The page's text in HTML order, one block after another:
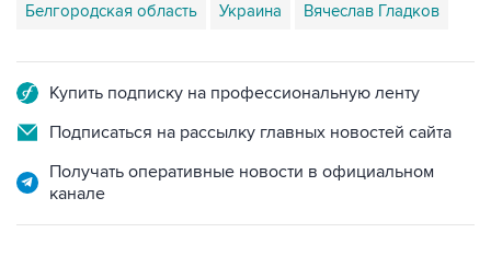
Белгородская область Украина Вячеслав Гладков
Купить подписку на профессиональную ленту
Подписаться на рассылку главных новостей сайта
Получать оперативные новости в официальном
канале